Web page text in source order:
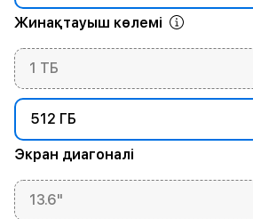
Жинақтауыш көлемі
1 ТБ
512 ГБ
Экран диагоналі
13.6"